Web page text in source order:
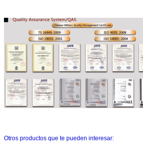
Otros productos que te pueden interesar: